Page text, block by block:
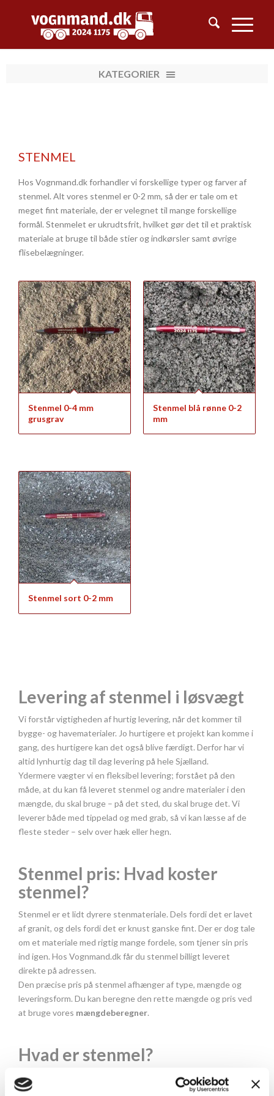
STENMEL
Hos Vognmand.dk forhandler vi forskellige typer og farver af
stenmel. Alt vores stenmel er 0-2 mm, så der er tale om et
meget fint materiale, der er velegnet til mange forskellige
formål. Stenmelet er ukrudtsfrit, hvilket gør det til et praktisk
materiale at bruge til både stier og indkørsler samt øvrige
flisebelægninger.
Stenmel 0-4 mm
grusgrav
Stenmel blå rønne 0-2
mm
Stenmel sort 0-2 mm
Levering af stenmel i løsvægt
Vi forstår vigtigheden af hurtig levering, når det kommer til
bygge- og havematerialer. Jo hurtigere et projekt kan komme i
gang, des hurtigere kan det også blive færdigt. Derfor har vi
altid lynhurtig dag til dag levering på hele Sjælland.
Ydermere vægter vi en fleksibel levering; forstået på den
måde, at du kan få leveret stenmel og andre materialer i den
mængde, du skal bruge – på det sted, du skal bruge det. Vi
leverer både med tippelad og med grab, så vi kan læsse af de
fleste steder – selv over hæk eller hegn.
Stenmel pris: Hvad koster
stenmel?
Stenmel er et lidt dyrere stenmateriale. Dels fordi det er lavet
af granit, og dels fordi det er knust ganske fint. Der er dog tale
om et materiale med rigtig mange fordele, som tjener sin pris
ind igen. Hos Vognmand.dk får du stenmel billigt leveret
direkte på adressen.
Den præcise pris på stenmel afhænger af type, mængde og
leveringsform. Du kan beregne den rette mængde og pris ved
at bruge vores mængdeberegner.
Hvad er stenmel?
Vores stenmel består af knust granit. Farven på stenmelet
afhænger dermed af granittypen. Stenmel kan bruges til